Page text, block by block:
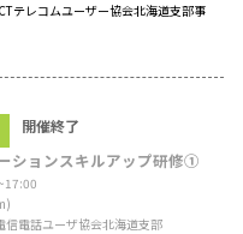
テレコムユーザー協会北海道支部事
開催終了
ションスキルアップ研修①
信電話ユーザ協会北海道支部